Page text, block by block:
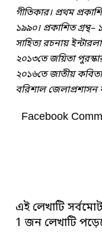
গীতিকার। প্রথম
১৯৯০। প্রকাশিত
সাহিত্য রচনায়
২০১৩তে জয়িতা
২০১৬তে জাতীয়
বরিশাল
Facebook
এই লেখাটি
1 জন লেখাটি